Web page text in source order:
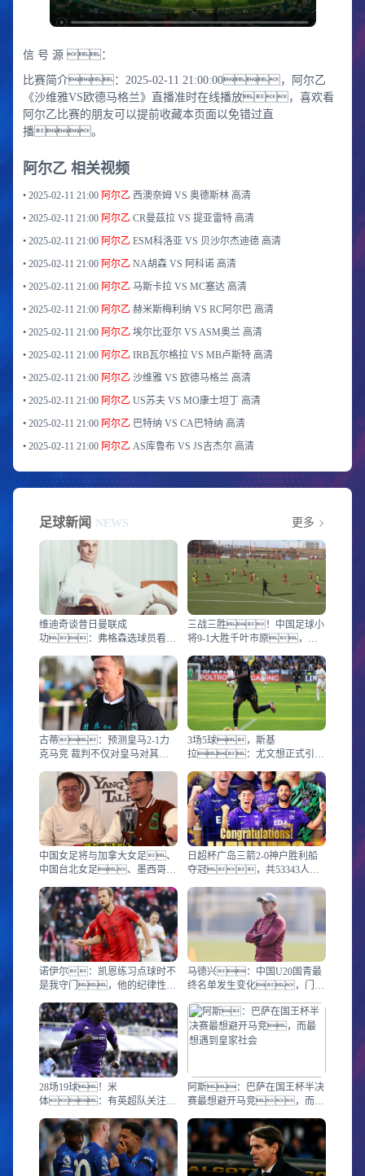
信 号 源 ：
比赛简介：2025-02-11 21:00:00，阿尔乙
《沙维雅VS欧德马格兰》直播准时在线播放，喜欢看
阿尔乙比赛的朋友可以提前收藏本页面以免错过直
播。
阿尔乙 相关视频
• 2025-02-11 21:00 阿尔乙 西澳奈姆 VS 奥德斯林 高清
• 2025-02-11 21:00 阿尔乙 CR曼茲拉 VS 提亚雷特 高清
• 2025-02-11 21:00 阿尔乙 ESM科洛亚 VS 贝沙尔杰迪德 高清
• 2025-02-11 21:00 阿尔乙 NA胡森 VS 阿科诺 高清
• 2025-02-11 21:00 阿尔乙 马斯卡拉 VS MC塞达 高清
• 2025-02-11 21:00 阿尔乙 赫米斯梅利纳 VS RC阿尔巴 高清
• 2025-02-11 21:00 阿尔乙 埃尔比亚尔 VS ASM奥兰 高清
• 2025-02-11 21:00 阿尔乙 IRB瓦尔格拉 VS MB卢斯特 高清
• 2025-02-11 21:00 阿尔乙 沙维雅 VS 欧德马格兰 高清
• 2025-02-11 21:00 阿尔乙 US苏夫 VS MO康士坦丁 高清
• 2025-02-11 21:00 阿尔乙 巴特纳 VS CA巴特纳 高清
• 2025-02-11 21:00 阿尔乙 AS库鲁布 VS JS吉杰尔 高清
足球新闻 NEWS 更多
维迪奇谈昔日曼联成
功：弗格森选球员看重
三战三胜！中国足球小
将9-1大胜千叶市原，小
古蒂：预测皇马2-1力
克马竞 裁判不仅对皇马对其他
3场5球，斯基
拉：尤文想正式引进
开正式谈判
中国女足将与加拿大女足、
中国台北女足、墨西哥女
日超杯广岛三箭2-0神户胜利船
夺冠，共53343人现
诺伊尔：凯恩练习点球时不
是我守门，他的纪律性非
马德兴：中国U20国青最
终名单发生变化，门将
28场19球！米
体：有英超队关注紫
欧
阿斯：巴萨在国王杯半决
赛最想避开马竞，而最